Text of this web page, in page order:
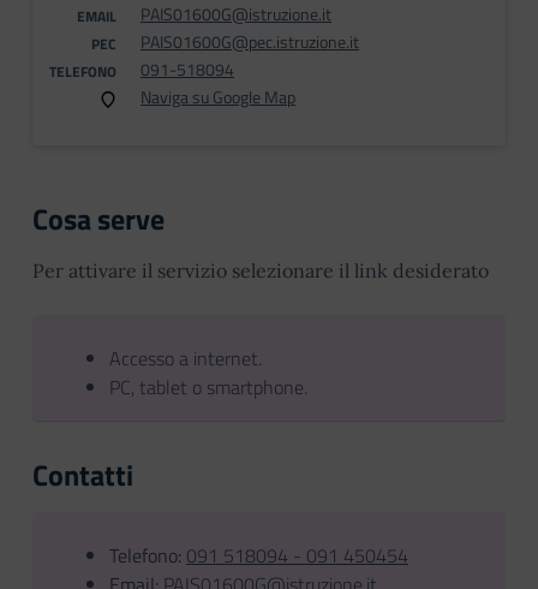
EMAIL PAIS01600G@istruzione.it
PEC PAIS01600G@pec.istruzione.it
TELEFONO
091-518094
Naviga su Google Map
Cosa serve
Per attivare il servizio selezionare il link desiderato
Accesso a internet.
PC, tablet o smartphone.
Contatti
Telefono: 091 518094 - 091 450454